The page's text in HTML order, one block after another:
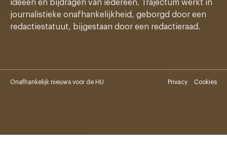
ideeen en bijdragen van iedereen. Trajectum werkt in
journalistieke onafhankelijkheid, geborgd door een
redactiestatuut, bijgestaan door een redactieraad.
Onafhankelijk nieuws voor de HU Privacy Cookies